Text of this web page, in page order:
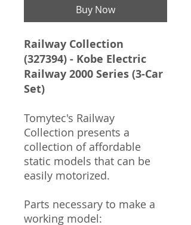
Buy Now
Railway Collection
(327394) - Kobe Electric
Railway 2000 Series (3-Car
Set)
Tomytec's Railway
Collection presents a
collection of affordable
static models that can be
easily motorized.
Parts necessary to make a
working model: